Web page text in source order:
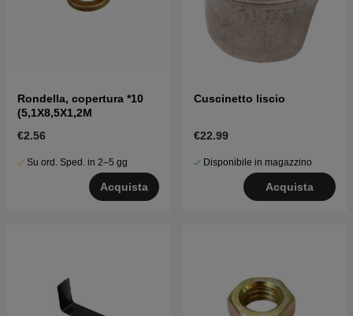
Rondella, copertura *10
(5,1X8,5X1,2M
€2.56
Su ord. Sped. in 2–5 gg
Acquista
Cuscinetto liscio
€22.99
Disponibile in magazzino
Acquista